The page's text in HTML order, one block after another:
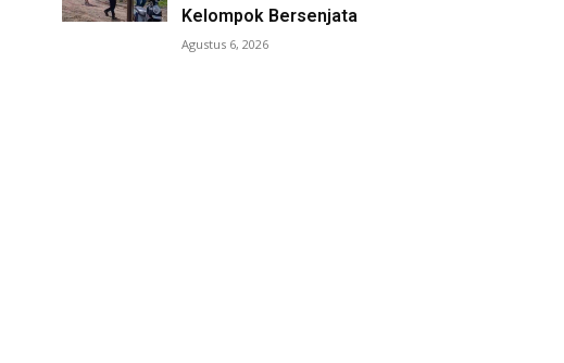
Kelompok Bersenjata
Agustus 6, 2026